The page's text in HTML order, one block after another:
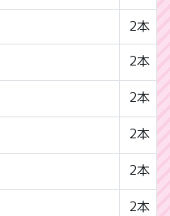
2本
2本
2本
2本
2本
2本